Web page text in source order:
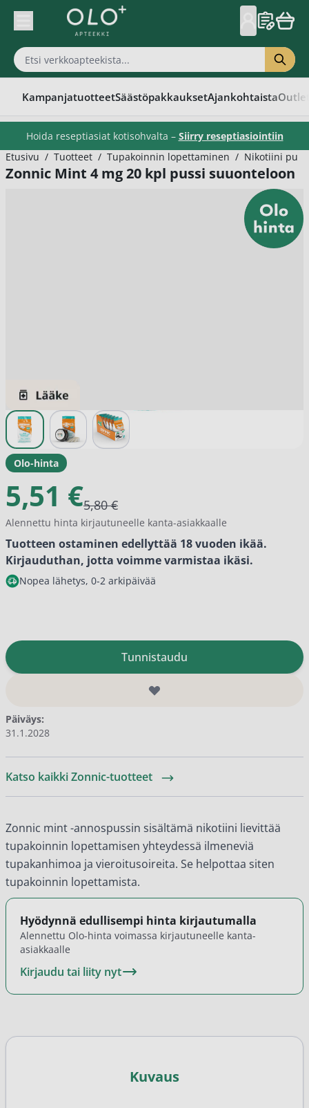
Skip to Content
KampanjatuotteetSäästöpakkauksetAjankohtaista
Hoida reseptiasiat kotisohvalta – Siirry reseptiasiointiin
Etusivu / Tuotteet / Tupakoinnin lopettaminen / Nikotiini
Zonnic Mint 4 mg 20 kpl pussi suuonteloon
View larger image
View larger imageView larger image
Olo-hinta
5,51 €5,80 €
Alennettu hinta kirjautuneelle kanta-asiakkaalle
Tuotteen ostaminen edellyttää 18 vuoden ikää.
Kirjauduthan, jotta voimme varmistaa ikäsi.
Nopea lähetys, 0-2 arkipäivää
Tunnistaudu
Päiväys:
31.1.2028
Katso kaikki Zonnic-tuotteet
Zonnic mint -annospussin sisältämä nikotiini lievittää
tupakoinnin lopettamisen yhteydessä ilmeneviä
tupakanhimoa ja vieroitusoireita. Se helpottaa siten
tupakoinnin lopettamista.
Hyödynnä edullisempi hinta kirjautumalla
Alennettu Olo-hinta voimassa kirjautuneelle kanta-
asiakkaalle
Kirjaudu tai liity nyt
Kuvaus